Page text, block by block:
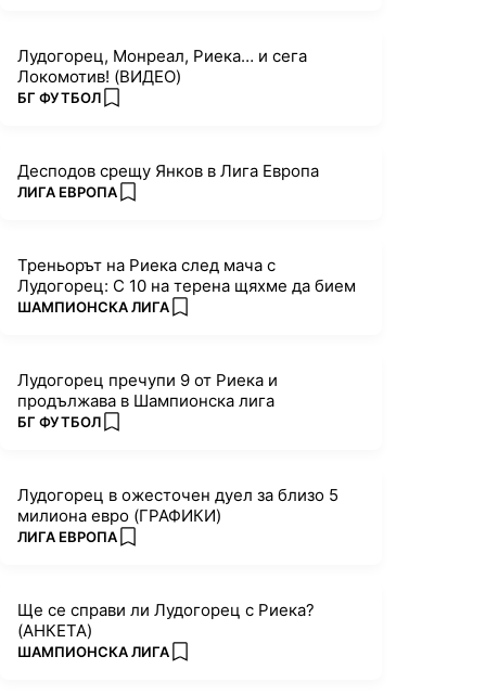
Лудогорец, Монреал, Риека… и сега
Локомотив! (ВИДЕО)
ПОВЕЧЕ ОТ
БГ ФУТБОЛ add favorites
Десподов срещу Янков в Лига Европа
ПОВЕЧЕ ОТ
ЛИГА ЕВРОПА add favorites
Треньорът на Риека след мача с
Лудогорец: С 10 на терена щяхме да бием
ПОВЕЧЕ ОТ
ШАМПИОНСКА ЛИГА add favorites
Лудогорец пречупи 9 от Риека и
продължава в Шампионска лига
ПОВЕЧЕ ОТ
БГ ФУТБОЛ add favorites
Лудогорец в ожесточен дуел за близо 5
милиона евро (ГРАФИКИ)
ПОВЕЧЕ ОТ
ЛИГА ЕВРОПА add favorites
Ще се справи ли Лудогорец с Риека?
(АНКЕТА)
ПОВЕЧЕ ОТ
ШАМПИОНСКА ЛИГА add favorites